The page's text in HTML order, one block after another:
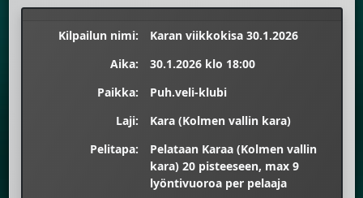
Kilpailun nimi:
Karan viikkokisa 30.1.2026
Aika:
30.1.2026 klo 18:00
Paikka:
Puh.veli-klubi
Laji:
Kara (Kolmen vallin kara)
Pelitapa:
Pelataan Karaa (Kolmen vallin
kara) 20 pisteeseen, max 9
lyöntivuoroa per pelaaja